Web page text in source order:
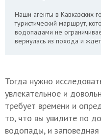
Наши агенты в Кавказских
туристический маршрут,
водопадами не
вернулась из похода и
Тогда нужно
увлекательное и
требует времени и
то, что вы увидите по
водопады, и